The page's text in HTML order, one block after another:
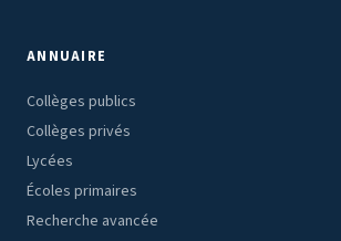
ANNUAIRE
Collèges publics
Collèges privés
Lycées
Écoles primaires
Recherche avancée